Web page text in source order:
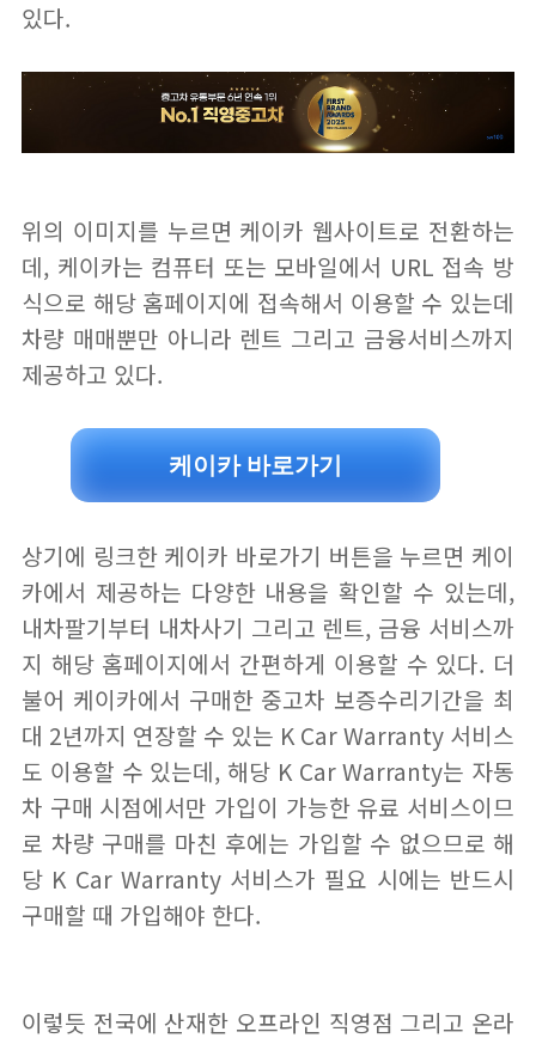
있다.
위의 이미지를 누르면 케이카 웹사이트로 전환하는
데, 케이카는 컴퓨터 또는 모바일에서 URL 접속 방
식으로 해당 홈페이지에 접속해서 이용할 수 있는데
차량 매매뿐만 아니라 렌트 그리고 금융서비스까지
제공하고 있다.
케이카 바로가기
상기에 링크한 케이카 바로가기 버튼을 누르면 케이
카에서 제공하는 다양한 내용을 확인할 수 있는데,
내차팔기부터 내차사기 그리고 렌트, 금융 서비스까
지 해당 홈페이지에서 간편하게 이용할 수 있다. 더
불어 케이카에서 구매한 중고차 보증수리기간을 최
대 2년까지 연장할 수 있는 K Car Warranty 서비스
도 이용할 수 있는데, 해당 K Car Warranty는 자동
차 구매 시점에서만 가입이 가능한 유료 서비스이므
로 차량 구매를 마친 후에는 가입할 수 없으므로 해
당 K Car Warranty 서비스가 필요 시에는 반드시
구매할 때 가입해야 한다.
이렇듯 전국에 산재한 오프라인 직영점 그리고 온라